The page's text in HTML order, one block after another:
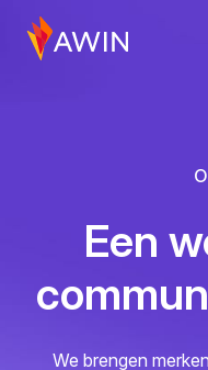
Een
We brengen